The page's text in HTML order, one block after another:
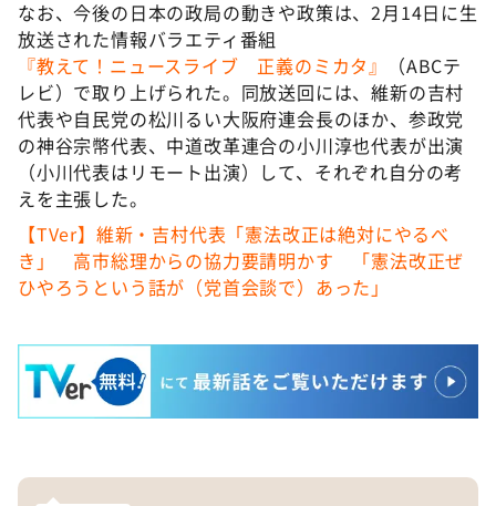
なお、今後の日本の政局の動きや政策は、2月14日に生
放送された情報バラエティ番組
『教えて！ニュースライブ 正義のミカタ』
（ABCテ
レビ）で取り上げられた。同放送回には、維新の吉村
代表や自民党の松川るい大阪府連会長のほか、参政党
の神谷宗幣代表、中道改革連合の小川淳也代表が出演
（小川代表はリモート出演）して、それぞれ自分の考
えを主張した。
【TVer】維新・吉村代表「憲法改正は絶対にやるべ
き」 高市総理からの協力要請明かす 「憲法改正ぜ
ひやろうという話が（党首会談で）あった」